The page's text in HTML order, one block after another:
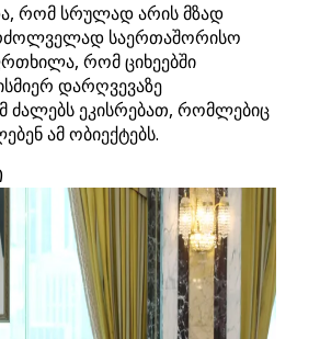
რომ სრულად არის მზად
საერთაშორისო
რომ ციხეებში
დარღვევაზე
ძალებს ეკისრებათ, რომლებიც
ამ ობიექტებს.